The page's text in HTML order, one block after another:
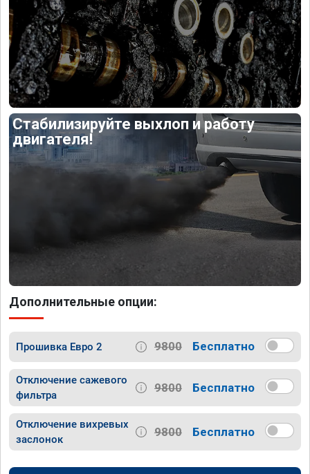
Стабилизируйте выхлоп и работу
двигателя!
Дополнительные опции:
Прошивка Евро 2 9800 Бесплатно
Отключение сажевого
фильтра
9800 Бесплатно
Отключение вихревых
заслонок
9800 Бесплатно